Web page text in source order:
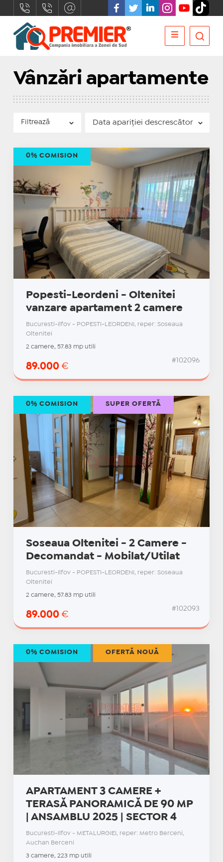
Vânzări apartamente
Filtrează
Popesti-Leordeni - Oltenitei
vanzare apartament 2 camere
Bucuresti-Ilfov - POPESTI-LEORDENI, reper: Soseaua
Oltenitei
2 camere, 57.83 mp utili
89.000 €
#102096
0% COMISION
Soseaua Oltenitei - 2 Camere -
Decomandat - Mobilat/Utilat
Bucuresti-Ilfov - POPESTI-LEORDENI, reper: Soseaua
Oltenitei
2 camere, 57.83 mp utili
89.000 €
#102093
0% COMISION SUPER OFERTĂ
APARTAMENT 3 CAMERE +
TERASĂ PANORAMICĂ DE 90 MP
| ANSAMBLU 2025 | SECTOR 4
Bucuresti-Ilfov - METALURGIEI, reper: Metro Berceni,
Auchan Berceni
3 camere, 223 mp utili
0% COMISION OFERTĂ NOUĂ